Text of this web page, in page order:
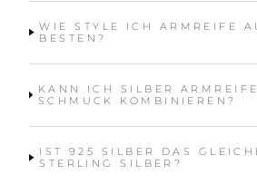
WIE STYLE ICH ARMREIFE
BESTEN?
KANN ICH SILBER
SCHMUCK KOMBINIEREN?
IST 925 SILBER DAS
STERLING SILBER?